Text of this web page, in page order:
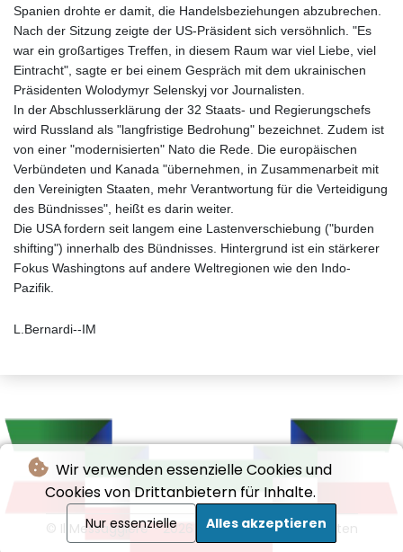
Wir verwenden essenzielle Cookies und
Cookies von Drittanbietern für Inhalte.
Nur essenzielle Alles akzeptieren
Spanien drohte er damit, die Handelsbeziehungen abzubrechen.
Nach der Sitzung zeigte der US-Präsident sich versöhnlich. "Es
war ein großartiges Treffen, in diesem Raum war viel Liebe, viel
Eintracht", sagte er bei einem Gespräch mit dem ukrainischen
Präsidenten Wolodymyr Selenskyj vor Journalisten.
In der Abschlusserklärung der 32 Staats- und Regierungschefs
wird Russland als "langfristige Bedrohung" bezeichnet. Zudem ist
von einer "modernisierten" Nato die Rede. Die europäischen
Verbündeten und Kanada "übernehmen, in Zusammenarbeit mit
den Vereinigten Staaten, mehr Verantwortung für die Verteidigung
des Bündnisses", heißt es darin weiter.
Die USA fordern seit langem eine Lastenverschiebung ("burden
shifting") innerhalb des Bündnisses. Hintergrund ist ein stärkerer
Fokus Washingtons auf andere Weltregionen wie den Indo-
Pazifik.
L.Bernardi--IM
© Il Messaggiere - 2026 - Alle Rechte vorbehalten